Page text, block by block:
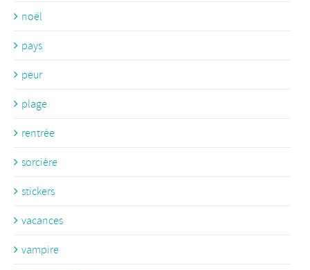
noël
pays
peur
plage
rentrée
sorcière
stickers
vacances
vampire